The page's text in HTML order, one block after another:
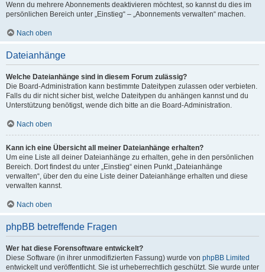
Wenn du mehrere Abonnements deaktivieren möchtest, so kannst du dies im
persönlichen Bereich unter „Einstieg“ – „Abonnements verwalten“ machen.
Nach oben
Dateianhänge
Welche Dateianhänge sind in diesem Forum zulässig?
Die Board-Administration kann bestimmte Dateitypen zulassen oder verbieten.
Falls du dir nicht sicher bist, welche Dateitypen du anhängen kannst und du
Unterstützung benötigst, wende dich bitte an die Board-Administration.
Nach oben
Kann ich eine Übersicht all meiner Dateianhänge erhalten?
Um eine Liste all deiner Dateianhänge zu erhalten, gehe in den persönlichen
Bereich. Dort findest du unter „Einstieg“ einen Punkt „Dateianhänge
verwalten“, über den du eine Liste deiner Dateianhänge erhalten und diese
verwalten kannst.
Nach oben
phpBB betreffende Fragen
Wer hat diese Forensoftware entwickelt?
Diese Software (in ihrer unmodifizierten Fassung) wurde von phpBB Limited
entwickelt und veröffentlicht. Sie ist urheberrechtlich geschützt. Sie wurde unter